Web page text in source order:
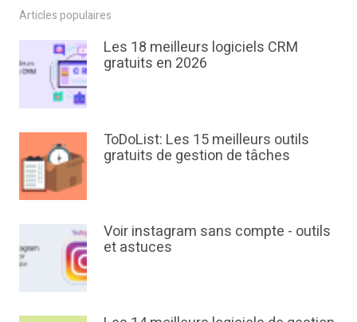
Articles populaires
Les 18 meilleurs logiciels CRM
gratuits en 2026
ToDoList: Les 15 meilleurs outils
gratuits de gestion de tâches
Voir instagram sans compte - outils
et astuces